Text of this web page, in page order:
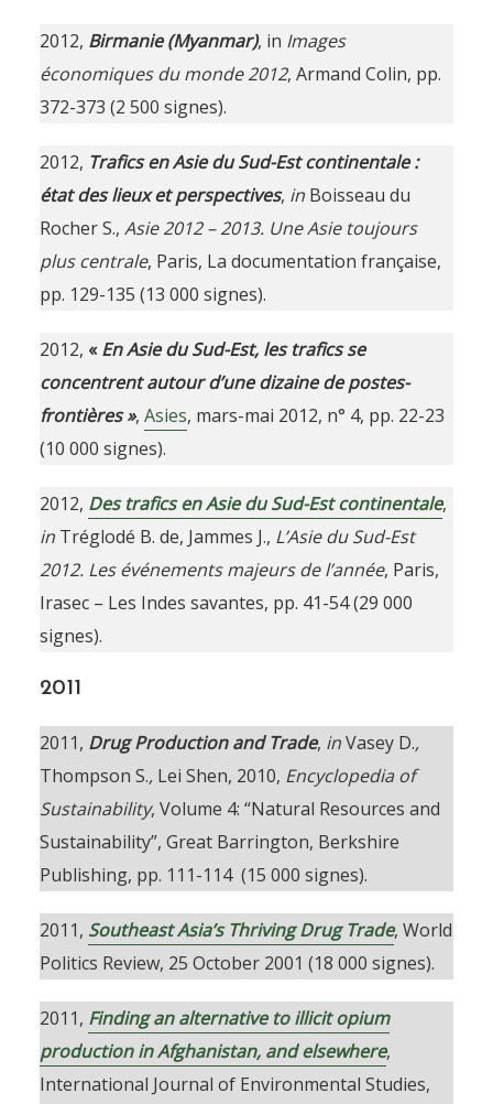
2012, Birmanie (Myanmar), in Images
économiques du monde 2012, Armand Colin, pp.
372-373 (2 500 signes).
2012, Trafics en Asie du Sud-Est continentale :
état des lieux et perspectives, in Boisseau du
Rocher S., Asie 2012 – 2013. Une Asie toujours
plus centrale, Paris, La documentation française,
pp. 129-135 (13 000 signes).
2012, «En Asie du Sud-Est, les trafics se
concentrent autour d’une dizaine de postes-
frontières », Asies, mars-mai 2012, n° 4, pp. 22-23
(10 000 signes).
2012, Des trafics en Asie du Sud-Est continentale,
inTréglodé B. de, Jammes J., L’Asie du Sud-Est
2012. Les événements majeurs de l’année, Paris,
Irasec – Les Indes savantes, pp. 41-54 (29 000
signes).
2011
2011, Drug Production and Trade, inVasey D.,
Thompson S., Lei Shen, 2010, Encyclopedia of
Sustainability, Volume 4: “Natural Resources and
Sustainability”, Great Barrington, Berkshire
Publishing, pp. 111-114 (15 000 signes).
2011, Southeast Asia’s Thriving Drug Trade, World
Politics Review, 25 October 2001 (18 000 signes).
2011, Finding an alternative to illicit opium
production in Afghanistan, and elsewhere,
International Journal of Environmental Studies,